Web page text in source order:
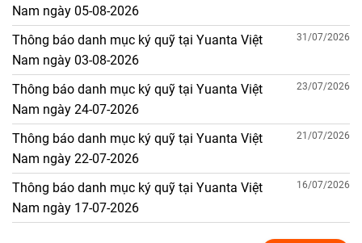
Nam ngày 05-08-2026
Thông báo danh mục ký quỹ tại Yuanta Việt
Nam ngày 03-08-2026
31/07/2026
Thông báo danh mục ký quỹ tại Yuanta Việt
Nam ngày 24-07-2026
23/07/2026
Thông báo danh mục ký quỹ tại Yuanta Việt
Nam ngày 22-07-2026
21/07/2026
Thông báo danh mục ký quỹ tại Yuanta Việt
Nam ngày 17-07-2026
16/07/2026